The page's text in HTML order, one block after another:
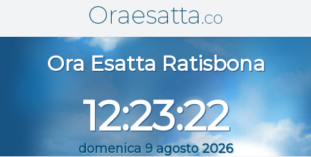
Oraesatta.co
Ora Esatta Ratisbona
12:23:22
domenica 9 agosto 2026